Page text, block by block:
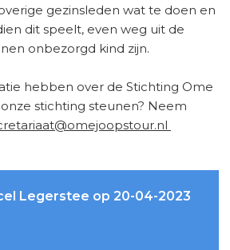
gezinsleden wat te doen en
dit speelt, even weg uit de
onbezorgd kind zijn.
hebben over de Stichting Ome
stichting steunen? Neem
Legerstee op 20-04-2023